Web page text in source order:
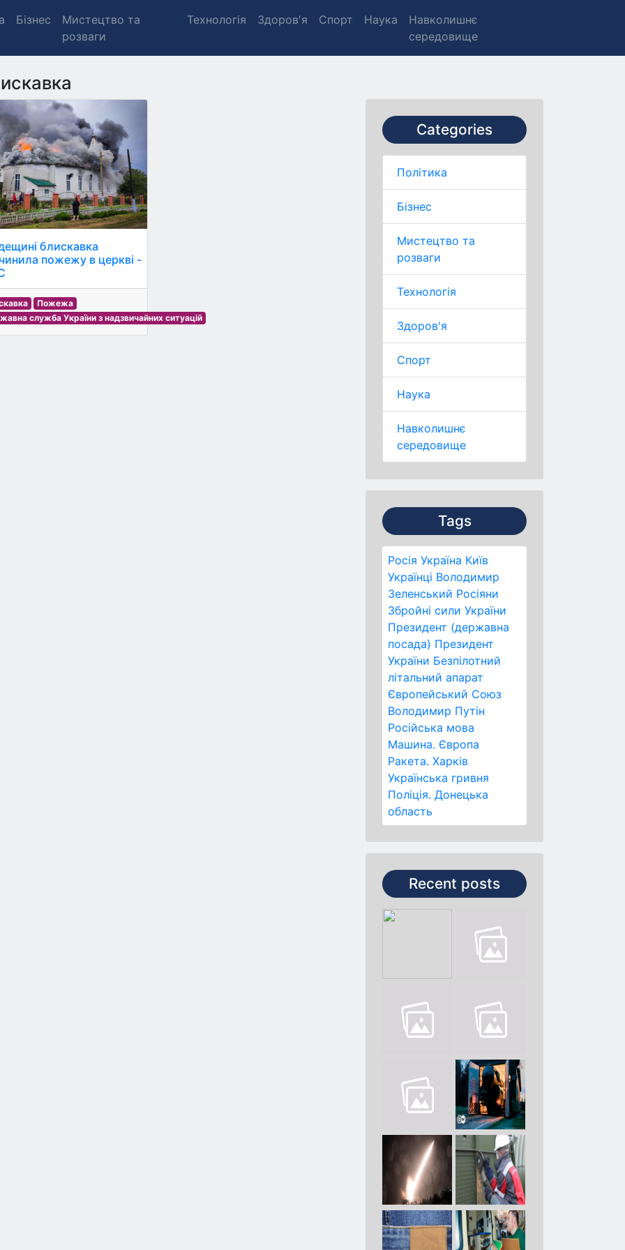
Бізнес
Мистецтво та
розваги
Технологія Здоров'я Спорт Наука
Навколишнє
середовище
Categories
Політика
Бізнес
Мистецтво та
розваги
Технологія
Здоров'я
Спорт
Наука
Навколишнє
середовище
Tags
Росія Україна Київ
Українці Володимир
Зеленський Росіяни
Збройні сили України
Президент (державна
посада) Президент
України Безпілотний
літальний апарат
Європейський Союз
Володимир Путін
Російська мова
Машина. Європа
Ракета. Харків
Українська гривня
Поліція. Донецька
область
Recent posts
блискавка
пожежу в церкві -
Пожежа
служба України з надзвичайних ситуацій